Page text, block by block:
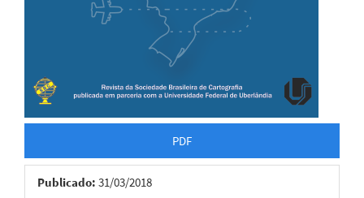
PDF
Publicado: 31/03/2018